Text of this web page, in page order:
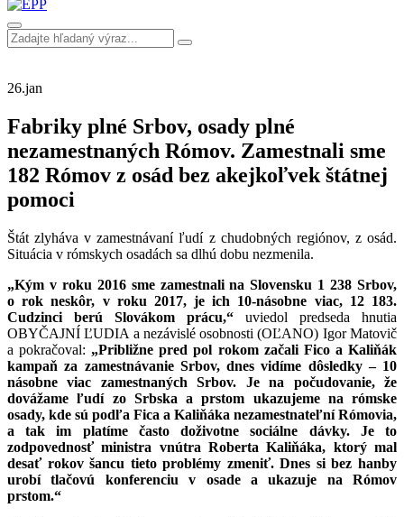
26.jan
Fabriky plné Srbov, osady plné
nezamestnaných Rómov. Zamestnali sme
182 Rómov z osád bez akejkoľvek štátnej
pomoci
Štát zlyháva v zamestnávaní ľudí z chudobných regiónov, z osád.
Situácia v rómskych osadách sa dlhú dobu nezmenila.
„Kým v roku 2016 sme zamestnali na Slovensku 1 238 Srbov,
o rok neskôr, v roku 2017, je ich 10-násobne viac, 12 183.
Cudzinci berú Slovákom prácu,“ uviedol predseda hnutia
OBYČAJNÍ ĽUDIA a nezávislé osobnosti (OĽANO) Igor Matovič
a pokračoval: „Približne pred pol rokom začali Fico a Kaliňák
kampaň za zamestnávanie Srbov, dnes vidíme dôsledky – 10
násobne viac zamestnaných Srbov. Je na počudovanie, že
dovážame ľudí zo Srbska a prstom ukazujeme na rómske
osady, kde sú podľa Fica a Kaliňáka nezamestnateľní Rómovia,
a tak im platíme často doživotne sociálne dávky. Je to
zodpovednosť ministra vnútra Roberta Kaliňáka, ktorý mal
desať rokov šancu tieto problémy zmeniť. Dnes si bez hanby
urobí tlačovú konferenciu v osade a ukazuje na Rómov
prstom.“